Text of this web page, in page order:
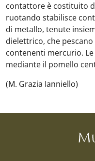
contattore è costituito
ruotando stabilisce
di metallo, tenute
dielettrico, che
contenenti mercurio.
mediante il pomello
(M. Grazia Ianniello)